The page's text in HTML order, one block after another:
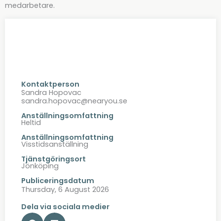
medarbetare.
Kontaktperson
Sandra Hopovac
sandra.hopovac@nearyou.se
Anställningsomfattning
Heltid
Anställningsomfattning
Visstidsanställning
Tjänstgöringsort
Jönköping
Publiceringsdatum
Thursday, 6 August 2026
Dela via sociala medier